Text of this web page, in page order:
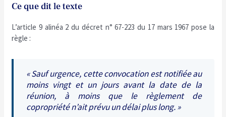
Ce que dit le texte
L’article 9 alinéa 2 du décret n° 67-223 du 17 mars 1967 pose la
règle :
« Sauf urgence, cette convocation est notifiée au
moins vingt et un jours avant la date de la
réunion, à moins que le règlement de
copropriété n’ait prévu un délai plus long. »